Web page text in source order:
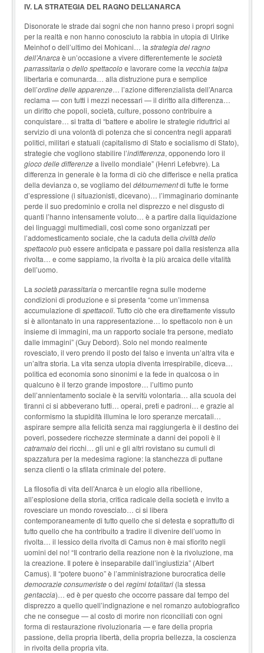
IV. LA STRATEGIA DEL RAGNO DELL’ANARCA
Disonorate le strade dai sogni che non hanno preso i propri sogni
per la realtà e non hanno conosciuto la rabbia in utopia di Ulrike
Meinhof o dell’ultimo dei Mohicani… la strategia del ragno
dell’Anarcaè un’occasione a vivere differentemente le società
parrassitariao dello spettacoloe lavorare come la vecchia talpa
libertaria e comunarda… alla distruzione pura e semplice
dell’ordine delle apparenze… l’azione differenzialista dell’Anarca
reclama — con tutti i mezzi necessari — il diritto alla differenza…
un diritto che popoli, società, culture, possono contribuire a
conquistare… si tratta di “battere e abolire le strategie riduttrici al
servizio di una volontà di potenza che si concentra negli apparati
politici, militari e statuali (capitalismo di Stato e socialismo di Stato),
strategie che vogliono stabilire l’indifferenza, opponendo loro il
gioco delle differenzea livello mondiale” (Henri Lefebvre). La
differenza in generale è la forma di ciò che differisce e nella pratica
della devianza o, se vogliamo del détournementdi tutte le forme
d’espressione (i situazionisti, dicevano)… l’immaginario dominante
perde il suo predominio e crolla nel disprezzo e nel disgusto di
quanti l’hanno intensamente voluto… è a partire dalla liquidazione
dei linguaggi multimediali, così come sono organizzati per
l’addomesticamento sociale, che la caduta della civiltà dello
spettacolopuò essere anticipata e passare poi dalla resistenza alla
rivolta… e come sappiamo, la rivolta è la più arcaica delle vitalità
dell’uomo.
La società parassitariao mercantile regna sulle moderne
condizioni di produzione e si presenta “come un’immensa
accumulazione di spettacoli. Tutto ciò che era direttamente vissuto
si è allontanato in una rappresentazione… lo spettacolo non è un
insieme di immagini, ma un rapporto sociale fra persone, mediato
dalle immagini” (Guy Debord). Solo nel mondo realmente
rovesciato, il vero prendo il posto del falso e inventa un’altra vita e
un’altra storia. La vita senza utopia diventa irrespirabile, diceva…
politica ed economia sono sinonimi e la fede in qualcosa o in
qualcuno è il terzo grande impostore… l’ultimo punto
dell’annientamento sociale è la servitù volontaria… alla scuola dei
tiranni ci si abbeverano tutti… operai, preti e padroni… e grazie al
conformismo la stupidità illumina le loro speranze mercatali…
aspirare sempre alla felicità senza mai raggiungerla è il destino dei
poveri, possedere ricchezze sterminate a danni dei popoli è il
catramaiodei ricchi… gli uni e gli altri rovistano su cumuli di
spazzatura per la medesima ragione: la stanchezza di puttane
senza clienti o la sfilata criminale del potere.
La filosofia di vita dell’Anarca è un elogio alla ribellione,
all’esplosione della storia, critica radicale della società e invito a
rovesciare un mondo rovesciato… ci si libera
contemporaneamente di tutto quello che si detesta e soprattutto di
tutto quello che ha contribuito a tradire il divenire dell’uomo in
rivolta… il lessico della rivolta di Camus non è mai sfiorito negli
uomini del no! “Il contrario della reazione non è la rivoluzione, ma
la creazione. Il potere è inseparabile dall’ingiustizia” (Albert
Camus). Il “potere buono” è l’amministrazione burocratica delle
democrazieconsumeristeo dei regimi totalitari (la stessa
gentaccia)… ed è per questo che occorre passare dal tempo del
disprezzo a quello quell’indignazione e nel romanzo autobiografico
che ne consegue — al costo di morire non riconciliati con ogni
forma di restaurazione rivoluzionaria — e fare della propria
passione, della propria libertà, della propria bellezza, la coscienza
in rivolta della propria vita.